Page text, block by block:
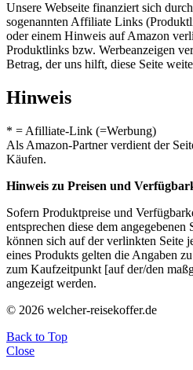
Unsere Webseite finanziert sich
sogenannten Affiliate Links
oder einem Hinweis auf Amazon
Produktlinks bzw. Werbeanzeigen
Betrag, der uns hilft, diese Seite
Hinweis
* = Afilliate-Link (=Werbung)
Als Amazon-Partner verdient der
Käufen.
Hinweis zu Preisen und
Sofern Produktpreise und
entsprechen diese dem
können sich auf der verlinkten Seite
eines Produkts gelten die Angaben
zum Kaufzeitpunkt [auf der/den
angezeigt werden.
© 2026 welcher-reisekoffer.de
Back to Top
Close